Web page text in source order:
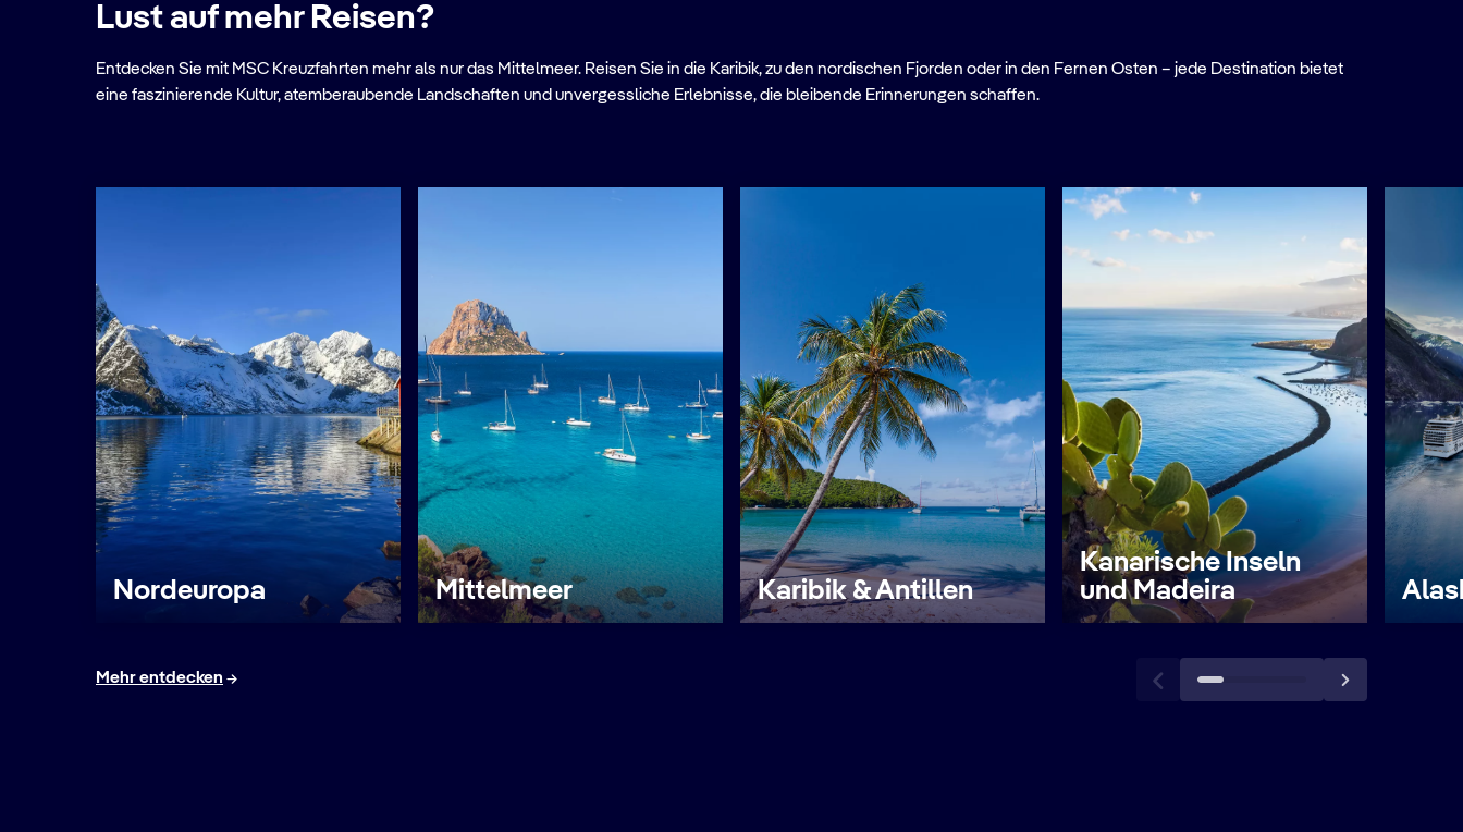
Lust auf mehr Reisen?
Entdecken Sie mit MSC Kreuzfahrten mehr als nur das Mittelmeer. Reisen Sie in die Karibik, zu den nordischen Fjorden oder in den Fernen Osten – jede Destination bietet
eine faszinierende Kultur, atemberaubende Landschaften und unvergessliche Erlebnisse, die bleibende Erinnerungen schaffen.
Nordeuropa Mittelmeer Karibik & Antillen
Kanarische Inseln
und Madeira
Mehr entdecken